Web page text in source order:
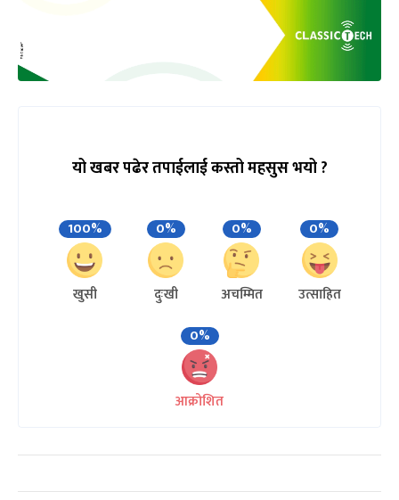
यो खबर पढेर तपाईलाई कस्तो महसुस भयो ?
100%
खुसी
0%
दुःखी
0%
अचम्मित
0%
उत्साहित
0%
आक्रोशित